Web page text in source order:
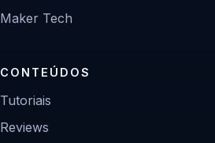
Maker Tech
CONTEÚDOS
Tutoriais
Reviews